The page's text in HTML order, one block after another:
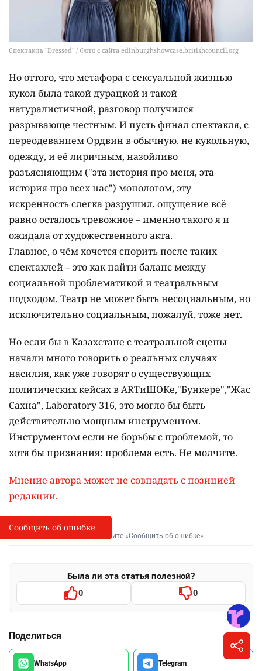
Спектакль "Dressed" / Фото с сайта edinburghshowcase.britishcouncil.org
Но оттого, что метафора с сексуальной жизнью
кукол была такой дурацкой и такой
натуралистичной, разговор получился
разрывающе честным. И пусть финал спектакля, с
переодеванием Ордвин в обычную, не кукольную,
одежду, и её лиричным, назойливо
разъясняющим ("эта история про меня, эта
история про всех нас") монологом, эту
искренность слегка разрушил, ощущение всё
равно осталось тревожное – именно такого я и
ожидала от художественного акта.
Главное, о чём хочется спорить после таких
спектаклей – это как найти баланс между
социальной проблематикой и театральным
подходом. Театр не может быть несоциальным, но
исключительно социальным, пожалуй, тоже нет.
Но если бы в Казахстане с театральной сцены
начали много говорить о реальных случаях
насилия, как уже говорят о существующих
политических кейсах в ARTиШОКе,"Бункере","Жас
Сахна", Laboratory 316, это могло бы быть
действительно мощным инструментом.
Инструментом если не борьбы с проблемой, то
хотя бы признания: проблема есть. Не молчите.
Мнение автора может не совпадать с позицией
редакции.
I
Сообщить об опечатке
Выделите фрагмент и нажмите «Сообщить об ошибке»
Была ли эта статья полезной?
0 0
Поделиться
WhatsApp Telegram
Сообщить об ошибке